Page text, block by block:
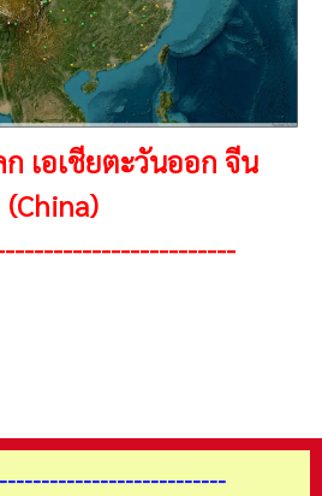
เอเชียตะวันออก จีน
(China)
โลก เอเชียตะวันออก จีน 1987 สุสานจักรพรร
แหล่งมรดกโลก เอเชียตะวันออก จีน 1990 ภูเ